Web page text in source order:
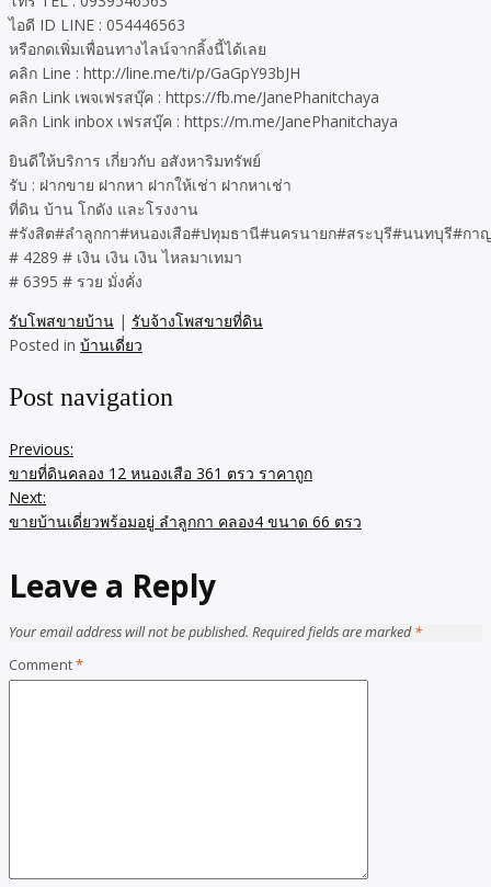
ไอดี ID LINE : 054446563
หรือกดเพิ่มเพื่อนทางไลน์จากลิ้งนี้ได้เลย
คลิก Line : http://line.me/ti/p/GaGpY93bJH
คลิก Link เพจเฟรสบุ๊ค : https://fb.me/JanePhanitchaya
คลิก Link inbox เฟรสบุ๊ค : https://m.me/JanePhanitchaya
ยินดีให้บริการ เกี่ยวกับ อสังหาริมทรัพย์
รับ : ฝากขาย ฝากหา ฝากให้เช่า ฝากหาเช่า
ที่ดิน บ้าน โกดัง และโรงงาน
#รังสิต#ลำลูกกา#หนองเสือ#ปทุมธานี#นครนายก#สระบุรี#นนทบุรี#กา
# 4289 # เงิน เงิน เงิน ไหลมาเทมา
# 6395 # รวย มั่งคั่ง
รับโพสขายบ้าน | รับจ้างโพสขายที่ดิน
Posted in บ้านเดี่ยว
Post navigation
Previous:
ขายที่ดินคลอง 12 หนองเสือ 361 ตรว ราคาถูก
Next:
ขายบ้านเดี่ยวพร้อมอยู่ ลำลูกกา คลอง4 ขนาด 66 ตรว
Leave a Reply
Your email address will not be published. Required fields are marked*
Comment*